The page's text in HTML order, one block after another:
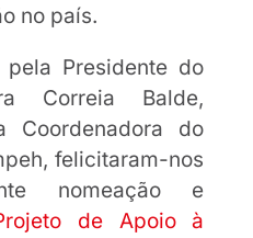
no país.
Presidente do
Correia Balde,
Coordenadora do
felicitaram-nos
nomeação e
de Apoio à